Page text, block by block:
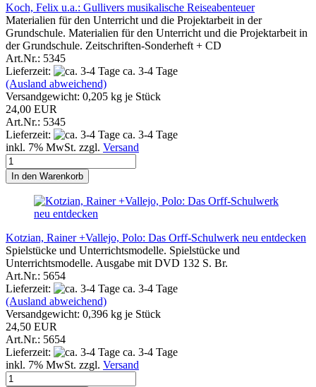
Koch, Felix u.a.: Gullivers musikalische Reiseabenteuer
Materialien für den Unterricht und die Projektarbeit in der
Grundschule. Materialien für den Unterricht und die Projektarbeit in
der Grundschule. Zeitschriften-Sonderheft + CD
Art.Nr.: 5345
Lieferzeit:
ca. 3-4 Tage
(Ausland abweichend)
Versandgewicht: 0,205 kg je Stück
24,00 EUR
Art.Nr.: 5345
Lieferzeit:
ca. 3-4 Tage
inkl. 7% MwSt. zzgl. Versand
In den Warenkorb
Kotzian, Rainer +Vallejo, Polo: Das Orff-Schulwerk neu entdecken
Spielstücke und Unterrichtsmodelle. Spielstücke und
Unterrichtsmodelle. Ausgabe mit DVD 132 S. Br.
Art.Nr.: 5654
Lieferzeit:
ca. 3-4 Tage
(Ausland abweichend)
Versandgewicht: 0,396 kg je Stück
24,50 EUR
Art.Nr.: 5654
Lieferzeit:
ca. 3-4 Tage
inkl. 7% MwSt. zzgl. Versand